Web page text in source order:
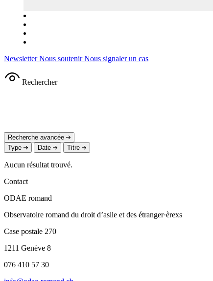
NewsletterNous soutenirNous signaler un cas
Rechercher
Recherche avancée
Type
Date Titre
Aucun résultat trouvé.
Contact
ODAE romand
Observatoire romand du droit d’asile et des étranger·èrexs
Case postale 270
1211 Genève 8
076 410 57 30